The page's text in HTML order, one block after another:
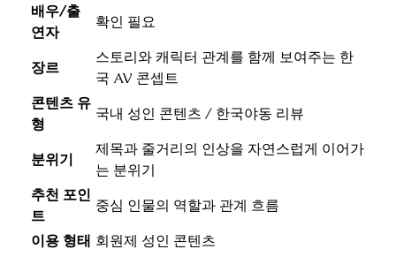
배우/출
연자
확인 필요
장르
스토리와 캐릭터 관계를 함께 보여주는 한
국 AV 콘셉트
콘텐츠 유
형
국내 성인 콘텐츠 / 한국야동 리뷰
분위기
제목과 줄거리의 인상을 자연스럽게 이어가
는 분위기
추천 포인
트
중심 인물의 역할과 관계 흐름
이용 형태 회원제 성인 콘텐츠